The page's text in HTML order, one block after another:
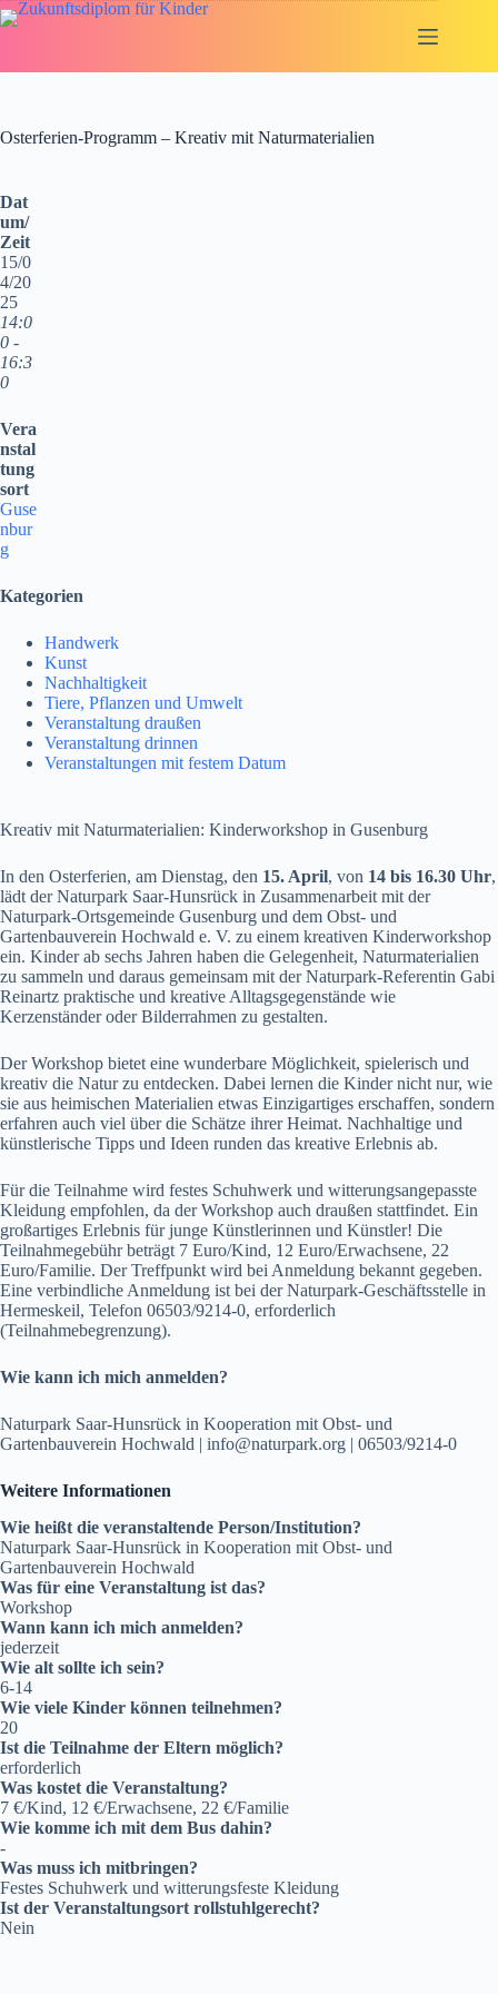
Zum
Inhalt
Osterferien-Programm – Kreativ mit Naturmaterialien
Dat
um/
Zeit
15/0
4/20
25
14:0
0 -
16:3
0
Vera
nstal
tung
sort
Guse
nbur
g
Kategorien
Handwerk
Kunst
Nachhaltigkeit
Tiere, Pflanzen und Umwelt
Veranstaltung draußen
Veranstaltung drinnen
Veranstaltungen mit festem Datum
Kreativ mit Naturmaterialien: Kinderworkshop in Gusenburg
In den Osterferien, am Dienstag, den 15. April, von 14 bis 16.30 Uhr,
lädt der Naturpark Saar-Hunsrück in Zusammenarbeit mit der
Naturpark-Ortsgemeinde Gusenburg und dem Obst- und
Gartenbauverein Hochwald e. V. zu einem kreativen Kinderworkshop
ein. Kinder ab sechs Jahren haben die Gelegenheit, Naturmaterialien
zu sammeln und daraus gemeinsam mit der Naturpark-Referentin Gabi
Reinartz praktische und kreative Alltagsgegenstände wie
Kerzenständer oder Bilderrahmen zu gestalten.
Der Workshop bietet eine wunderbare Möglichkeit, spielerisch und
kreativ die Natur zu entdecken. Dabei lernen die Kinder nicht nur, wie
sie aus heimischen Materialien etwas Einzigartiges erschaffen, sondern
erfahren auch viel über die Schätze ihrer Heimat. Nachhaltige und
künstlerische Tipps und Ideen runden das kreative Erlebnis ab.
Für die Teilnahme wird festes Schuhwerk und witterungsangepasste
Kleidung empfohlen, da der Workshop auch draußen stattfindet. Ein
großartiges Erlebnis für junge Künstlerinnen und Künstler! Die
Teilnahmegebühr beträgt 7 Euro/Kind, 12 Euro/Erwachsene, 22
Euro/Familie. Der Treffpunkt wird bei Anmeldung bekannt gegeben.
Eine verbindliche Anmeldung ist bei der Naturpark-Geschäftsstelle in
Hermeskeil, Telefon 06503/9214-0, erforderlich
(Teilnahmebegrenzung).
Wie kann ich mich anmelden?
Naturpark Saar-Hunsrück in Kooperation mit Obst- und
Gartenbauverein Hochwald | info@naturpark.org | 06503/9214-0
Weitere Informationen
Wie heißt die veranstaltende Person/Institution?
Naturpark Saar-Hunsrück in Kooperation mit Obst- und
Gartenbauverein Hochwald
Was für eine Veranstaltung ist das?
Workshop
Wann kann ich mich anmelden?
jederzeit
Wie alt sollte ich sein?
6-14
Wie viele Kinder können teilnehmen?
20
Ist die Teilnahme der Eltern möglich?
erforderlich
Was kostet die Veranstaltung?
7 €/Kind, 12 €/Erwachsene, 22 €/Familie
Wie komme ich mit dem Bus dahin?
-
Was muss ich mitbringen?
Festes Schuhwerk und witterungsfeste Kleidung
Ist der Veranstaltungsort rollstuhlgerecht?
Nein